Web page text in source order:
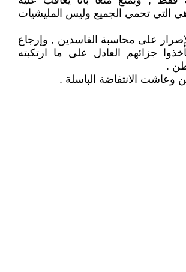
هي التي تحمي الجميع وليس المليشيات
على محاسبة الفاسدين , وإرجاع
جزائهم العادل على ما ارتكبته
.
وعاشت الانتفاضة الباسلة .